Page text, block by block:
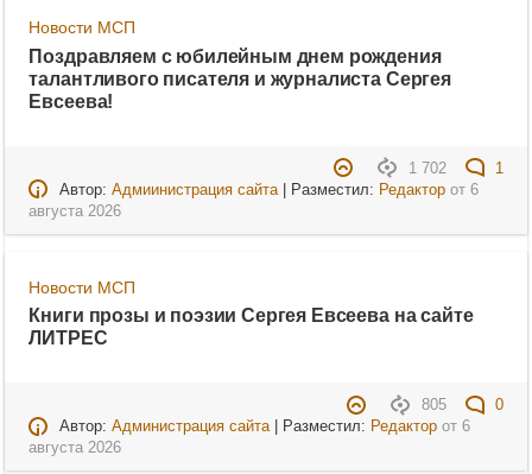
Новости МСП
Поздравляем с юбилейным днем рождения
талантливого писателя и журналиста Сергея
Евсеева!
1 702
1
Автор: Адмиинистрация сайта| Разместил: Редакторот 6
августа 2026
Новости МСП
Книги прозы и поэзии Сергея Евсеева на сайте
ЛИТРЕС
805
0
Автор: Администрация сайта| Разместил: Редакторот 6
августа 2026